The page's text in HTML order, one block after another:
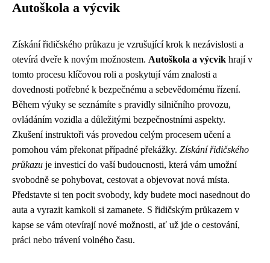
Autoškola a výcvik
Získání řidičského průkazu je vzrušující krok k nezávislosti a
otevírá dveře k novým možnostem. Autoškola a výcvik hrají v
tomto procesu klíčovou roli a poskytují vám znalosti a
dovednosti potřebné k bezpečnému a sebevědomému řízení.
Během výuky se seznámíte s pravidly silničního provozu,
ovládáním vozidla a důležitými bezpečnostními aspekty.
Zkušení instruktoři vás provedou celým procesem učení a
pomohou vám překonat případné překážky. Získání řidičského
průkazu je investicí do vaší budoucnosti, která vám umožní
svobodně se pohybovat, cestovat a objevovat nová místa.
Představte si ten pocit svobody, kdy budete moci nasednout do
auta a vyrazit kamkoli si zamanete. S řidičským průkazem v
kapse se vám otevírají nové možnosti, ať už jde o cestování,
práci nebo trávení volného času.